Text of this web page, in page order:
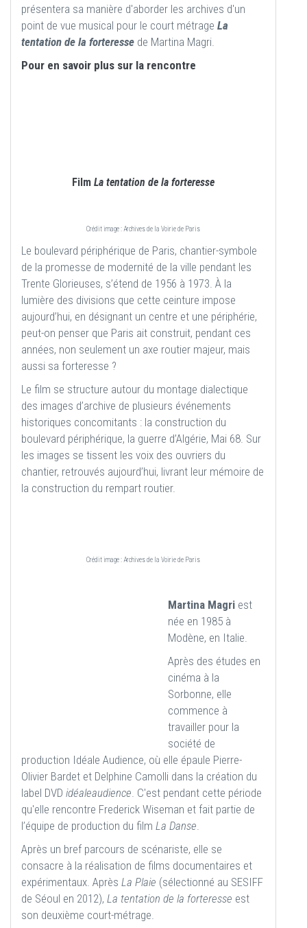
présentera sa manière d'aborder les archives d'un
point de vue musical pour le court métrage La
tentation de la forteresse de Martina Magri.
Pour en savoir plus sur la rencontre
Film La tentation de la forteresse
Crédit image : Archives de la Voirie de Paris
Le boulevard périphérique de Paris, chantier-symbole
de la promesse de modernité de la ville pendant les
Trente Glorieuses, s’étend de 1956 à 1973. À la
lumière des divisions que cette ceinture impose
aujourd’hui, en désignant un centre et une périphérie,
peut-on penser que Paris ait construit, pendant ces
années, non seulement un axe routier majeur, mais
aussi sa forteresse ?
Le film se structure autour du montage dialectique
des images d’archive de plusieurs événements
historiques concomitants : la construction du
boulevard périphérique, la guerre d’Algérie, Mai 68. Sur
les images se tissent les voix des ouvriers du
chantier, retrouvés aujourd’hui, livrant leur mémoire de
la construction du rempart routier.
Crédit image : Archives de la Voirie de Paris
Martina Magri est
née en 1985 à
Modène, en Italie.
Après des études en
cinéma à la
Sorbonne, elle
commence à
travailler pour la
société de
production Idéale Audience, où elle épaule Pierre-
Olivier Bardet et Delphine Camolli dans la création du
label DVD idéaleaudience. C'est pendant cette période
qu'elle rencontre Frederick Wiseman et fait partie de
l’équipe de production du film La Danse.
Après un bref parcours de scénariste, elle se
consacre à la réalisation de films documentaires et
expérimentaux. Après La Plaie (sélectionné au SESIFF
de Séoul en 2012), La tentation de la forteresse est
son deuxième court-métrage.